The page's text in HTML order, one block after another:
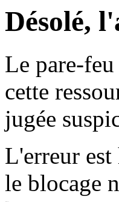
Désolé,
Le pare-
cette
jugée
L'erreur est
le blocage